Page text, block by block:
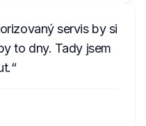
servis by si
to dny. Tady jsem